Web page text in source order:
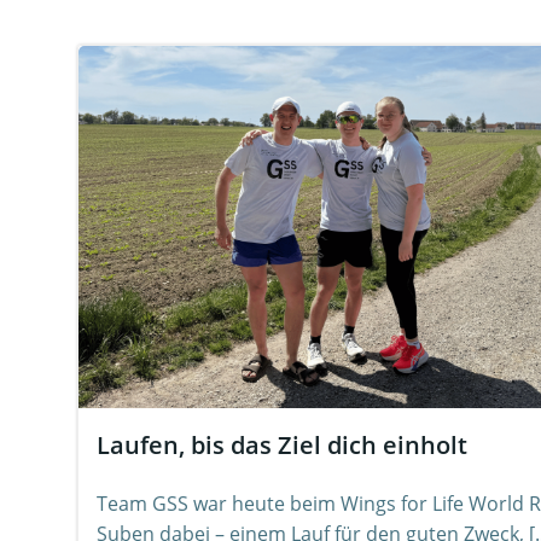
Laufen, bis das Ziel dich einholt
Team GSS war heute beim Wings for Life World
Suben dabei – einem Lauf für den guten Zweck,